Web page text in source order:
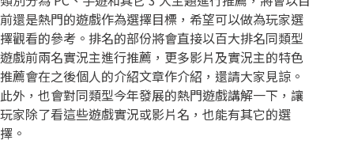
前還是熱門的遊戲作為選擇目標，希望可以做為玩家選
擇觀看的參考。排名的部份將會直接以百大排名同類型
遊戲前兩名實況主進行推薦，更多影片及實況主的特色
推薦會在之後個人的介紹文章作介紹，還請大家見諒。
此外，也會對同類型今年發展的熱門遊戲講解一下，讓
玩家除了看這些遊戲實況或影片名，也能有其它的選
擇。